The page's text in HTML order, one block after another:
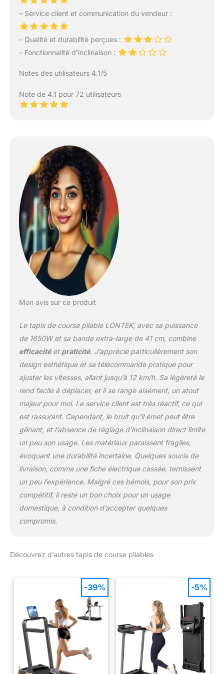
– Service client et communication du vendeur :
– Qualité et durabilité perçues :
– Fonctionnalité d’inclinaison :
Notes des utilisateurs 4.1/5
Note de 4.1 pour 72 utilisateurs
Mon avis sur ce produit
Le tapis de course pliable LONTEK, avec sa puissance
de 1650W et sa bande extra-large de 41 cm, combine
efficacitéet praticité. J’apprécie particulièrement son
design esthétique et sa télécommande pratique pour
ajuster les vitesses, allant jusqu’à 12 km/h. Sa légèreté le
rend facile à déplacer, et il se range aisément, un atout
majeur pour moi. Le service client est très réactif, ce qui
est rassurant. Cependant, le bruit qu’il émet peut être
gênant, et l’absence de réglage d’inclinaison direct limite
un peu son usage. Les matériaux paraissent fragiles,
évoquant une durabilité incertaine. Quelques soucis de
livraison, comme une fiche électrique cassée, ternissent
un peu l’expérience. Malgré ces bémols, pour son prix
compétitif, il reste un bon choix pour un usage
domestique, à condition d’accepter quelques
compromis.
Découvrez d’autres tapis de course pliables
-39% -5%